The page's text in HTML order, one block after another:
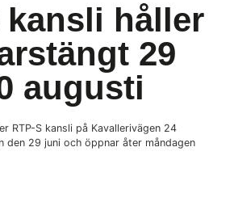
kansli håller
29
augusti
RTP-S kansli på Kavallerivägen 24
den 29 juni och öppnar åter måndagen